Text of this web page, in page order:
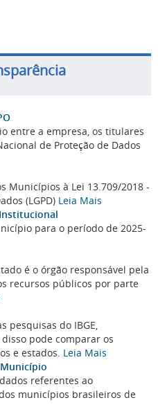
entre a empresa, os titulares
de Proteção de Dados
Municípios à Lei 13.709/2018 -
(LGPD) Leia Mais
para o período de 2025-
é o órgão responsável pela
recursos públicos por parte
pesquisas do IBGE,
pode comparar os
e estados. Leia Mais
referentes ao
municípios brasileiros de